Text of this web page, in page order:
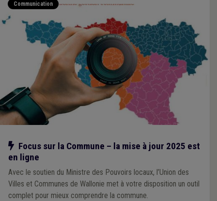
Communication
Notre action
Focus sur la Commune – la mise à jour 2025 est
en ligne
Avec le soutien du Ministre des Pouvoirs locaux, l’Union des
Villes et Communes de Wallonie met à votre disposition un outil
complet pour mieux comprendre la commune.